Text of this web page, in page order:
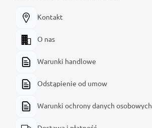
Kontakt
O nas
Warunki handlowe
Odstąpienie od umow
Warunki ochrony danych osobowych